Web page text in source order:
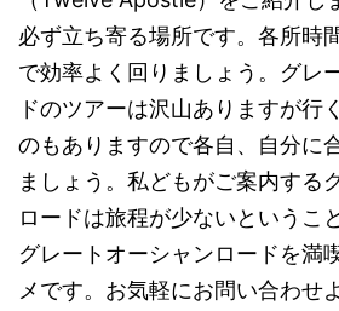
必ず立ち寄る場所です。各所時
で効率よく回りましょう。グレ
ドのツアーは沢山ありますが行
のもありますので各自、自分に
ましょう。私どもがご案内する
ロードは旅程が少ないというこ
グレートオーシャンロードを満
メです。お気軽にお問い合わせ